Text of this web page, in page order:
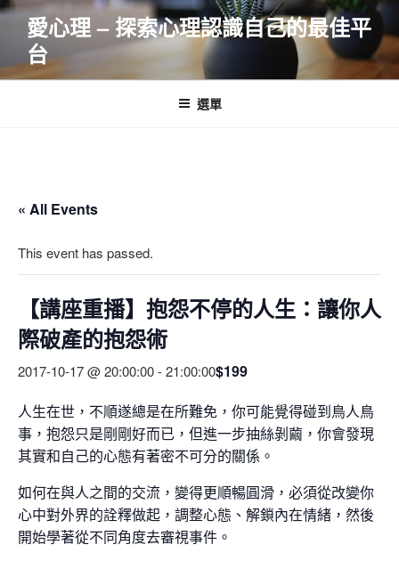
跳
要
愛心理 – 探索心理認識自己的最佳平
台
選單
« All Events
This event has passed.
【講座重播】抱怨不停的人生：讓你人
際破產的抱怨術
2017-10-17 @ 20:00:00-21:00:00$199
人生在世，不順遂總是在所難免，你可能覺得碰到鳥人鳥
事，抱怨只是剛剛好而已，但進一步抽絲剝繭，你會發現
其實和自己的心態有著密不可分的關係。
如何在與人之間的交流，變得更順暢圓滑，必須從改變你
心中對外界的詮釋做起，調整心態、解鎖內在情緒，然後
開始學著從不同角度去審視事件。